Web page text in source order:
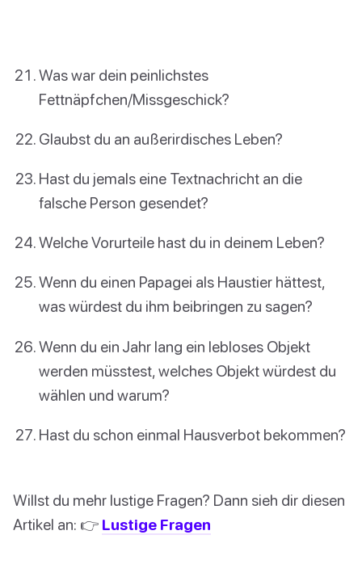
Was war dein peinlichstes
Fettnäpfchen/Missgeschick?
Glaubst du an außerirdisches Leben?
Hast du jemals eine Textnachricht an die
falsche Person gesendet?
Welche Vorurteile hast du in deinem Leben?
Wenn du einen Papagei als Haustier hättest,
was würdest du ihm beibringen zu sagen?
Wenn du ein Jahr lang ein lebloses Objekt
werden müsstest, welches Objekt würdest du
wählen und warum?
Hast du schon einmal Hausverbot bekommen?
Willst du mehr lustige Fragen? Dann sieh dir diesen
Artikel an: 👉 Lustige Fragen